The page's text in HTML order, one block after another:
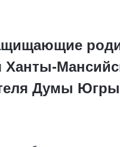
Ханты-
Думы